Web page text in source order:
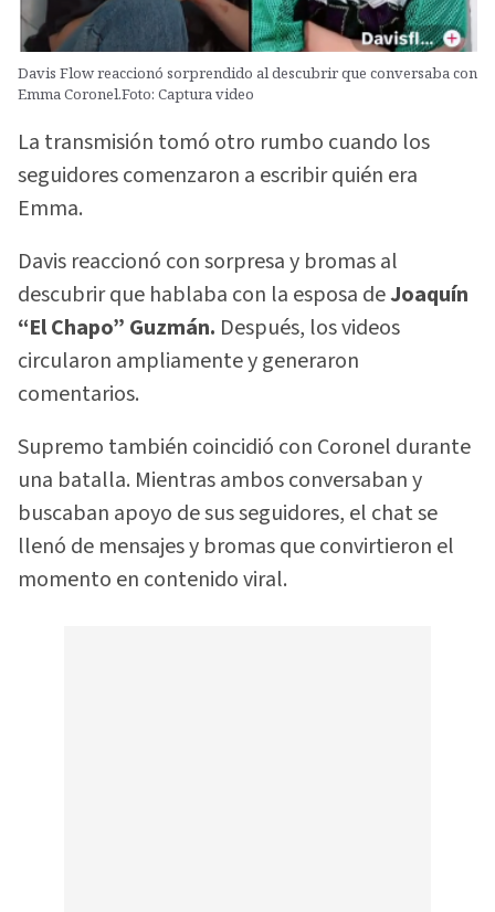
Davis Flow reaccionó sorprendido al descubrir que conversaba con
Emma Coronel.Foto: Captura video
La transmisión tomó otro rumbo cuando los
seguidores comenzaron a escribir quién era
Emma.
Davis reaccionó con sorpresa y bromas al
descubrir que hablaba con la esposa deJoaquín
“El Chapo” Guzmán. Después, los videos
circularon ampliamente y generaron
comentarios.
Supremo también coincidió con Coronel durante
una batalla. Mientras ambos conversaban y
buscaban apoyo de sus seguidores, el chat se
llenó de mensajes y bromas que convirtieron el
momento en contenido viral.